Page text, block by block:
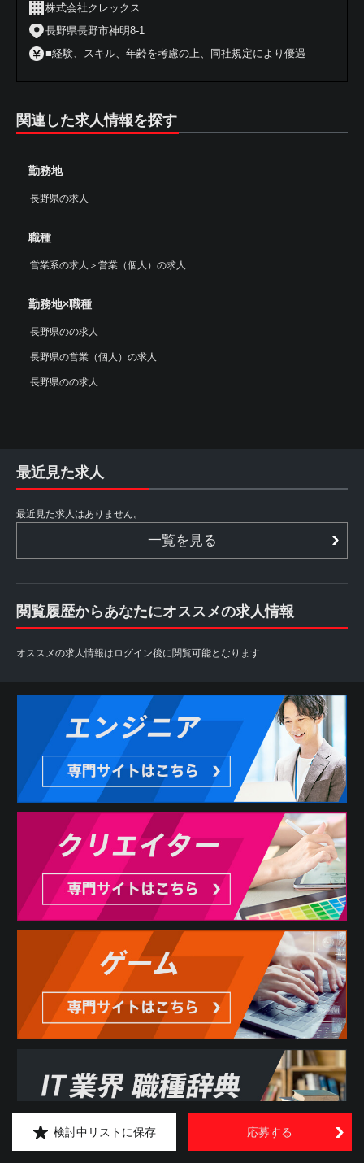
株式会社クレックス
長野県長野市神明8-1
■経験、スキル、年齢を考慮の上、同社規定により優遇
関連した求人情報を探す
勤務地
長野県の求人
職種
営業系の求人 ＞ 営業（個人）の求人
勤務地×職種
長野県のの求人
長野県の営業（個人）の求人
長野県のの求人
検討中リストに保存 応募する
最近見た求人
最近見た求人はありません。
一覧を見る
閲覧履歴からあなたにオススメの求人情報
オススメの求人情報はログイン後に閲覧可能となります